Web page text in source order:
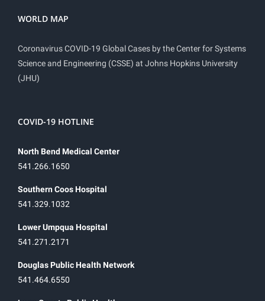
WORLD MAP
Coronavirus COVID-19 Global Cases by the Center for Systems
Science and Engineering (CSSE) at Johns Hopkins University
(JHU)
COVID-19 HOTLINE
North Bend Medical Center
541.266.1650
Southern Coos Hospital
541.329.1032
Lower Umpqua Hospital
541.271.2171
Douglas Public Health Network
541.464.6550